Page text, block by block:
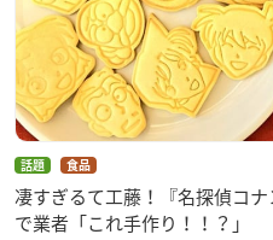
話題 食品
凄すぎるて工藤！『名探偵コ
で業者「これ手作り！！？」